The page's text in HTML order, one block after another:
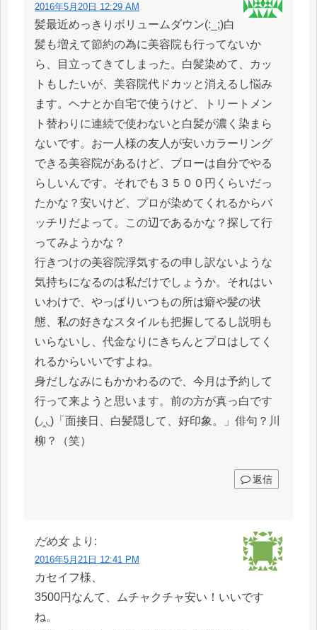
2016年5月20日 12:29 AM
髪最近めっきりボリュームダウン(:_;)白
髪も増えて節約の為に美容院も行ってないか
ら、目立ってきてしまった。白髪染めて、カッ
トもしたいが、美容院代ドカッと消えるし悩み
ます。ヘナとか自宅で使うけど、トリートメン
ト替わりに連続で使わないと白髪が濃く染まら
ないです。お一人様の友人が安いカラーリング
できる美容院があるけど、ブローは自分でやる
らしいんです。それでも３５００円くらいだっ
たかな？安いけど、プロが染めてくれるからバ
ッチリだよって。この辺であるかな？探して行
ってみようかな？
行きつけの美容院浮気するの申し訳ないような
気持ちになるのは私だけでしょうか。それはい
いわけで、やっぱりいつもの所は癖や髪の状
態、私の好きなスタイルも把握してるし説明も
いらないし、代金なりにきちんとプロはしてく
れるからいいですよね。
身だしなみにもかかわるので、今月は予約して
行って来ようと思います。前の方が真っ白です
(◞‸◟)「面接日、白髪隠して、好印象。」俳句？川
柳？（笑）
返信
だめ女 より:
2016年5月21日 12:41 PM
カセイフ様、
3500円なんて、ムチャクチャ安い！いいです
ね。